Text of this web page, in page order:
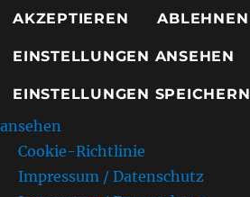
AKZEPTIEREN ABLEHNEN
EINSTELLUNGEN ANSEHEN
EINSTELLUNGEN SPEICHERN
ansehen
Cookie-Richtlinie
Impressum / Datenschutz